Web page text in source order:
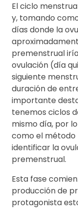
El ciclo
y, tomando
días donde la
premenstrual
ovulación (día
siguiente
duración de
importante
tenemos ciclos
mismo día, por
como el método
identificar la
premenstrual.
Esta fase
producción de
protagonista